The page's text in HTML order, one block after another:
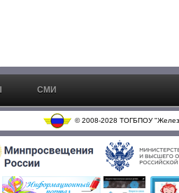
СМИ
© 2008-2028 ТОГБПОУ